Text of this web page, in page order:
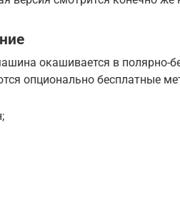
окашивается в полярно-
опционально бесплатные